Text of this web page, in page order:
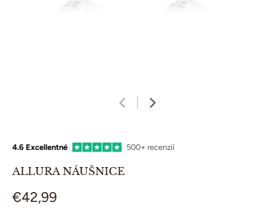
4.6 Excellentné 500+ recenzií
ALLURA NÁUŠNICE
€42,99